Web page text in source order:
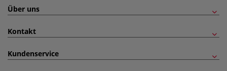
Über uns
Kontakt
Kundenservice